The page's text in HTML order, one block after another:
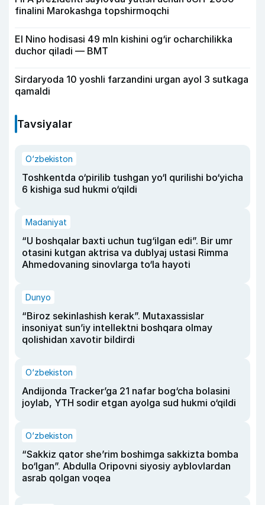
finalini Marokashga topshirmoqchi
El Nino hodisasi 49 mln kishini og‘ir ocharchilikka
duchor qiladi — BMT
Sirdaryoda 10 yoshli farzandini urgan ayol 3 sutkaga
qamaldi
Tavsiyalar
O‘zbekiston
Toshkentda o‘pirilib tushgan yo‘l qurilishi bo‘yicha
6 kishiga sud hukmi o‘qildi
Madaniyat
“U boshqalar baxti uchun tug‘ilgan edi”. Bir umr
otasini kutgan aktrisa va dublyaj ustasi Rimma
Ahmedovaning sinovlarga to‘la hayoti
Dunyo
“Biroz sekinlashish kerak”. Mutaxassislar
insoniyat sun’iy intellektni boshqara olmay
qolishidan xavotir bildirdi
O‘zbekiston
Andijonda Tracker’ga 21 nafar bog‘cha bolasini
joylab, YTH sodir etgan ayolga sud hukmi o‘qildi
O‘zbekiston
“Sakkiz qator she’rim boshimga sakkizta bomba
bo‘lgan”. Abdulla Oripovni siyosiy ayblovlardan
asrab qolgan voqea